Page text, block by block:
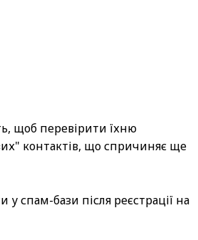
щоб перевірити їхню
контактів, що спричиняє ще
спам-бази після реєстрації на